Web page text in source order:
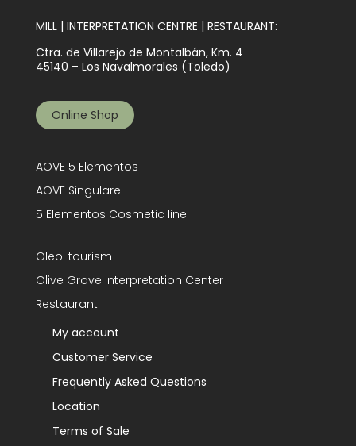
MILL | INTERPRETATION CENTRE | RESTAURANT:
Ctra. de Villarejo de Montalbán, Km. 4
45140 – Los Navalmorales (Toledo)
Online Shop
AOVE 5 Elementos
AOVE Singulare
5 Elementos Cosmetic line
Oleo-tourism
Olive Grove Interpretation Center
Restaurant
My account
Customer Service
Frequently Asked Questions
Location
Terms of Sale